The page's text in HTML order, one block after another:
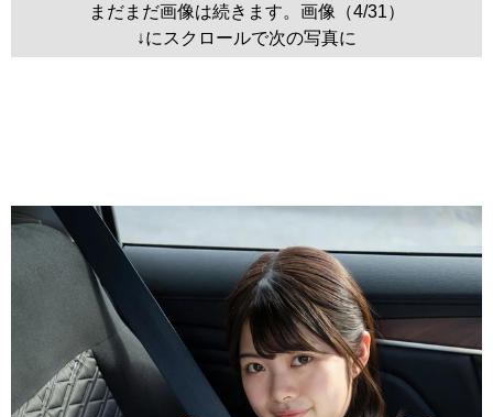
まだまだ画像は続きます。画像（4/31）
↓にスクロールで次の写真に